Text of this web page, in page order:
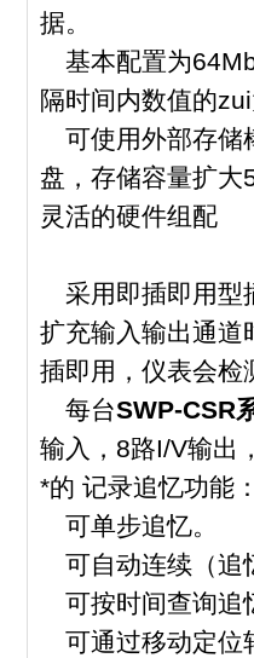
据。
基本配置为
隔时间内数值的
可使用外部存储
盘，存储容量扩大
灵活的硬件组配
采用即插即用型
扩充输入输出通道
插即用，仪表会检
每台SWP-CSR
输入，8路I/V输出
*的 记录追忆功
可单步追忆。
可自动连续（追
可按时间查询追
可通过移动定位